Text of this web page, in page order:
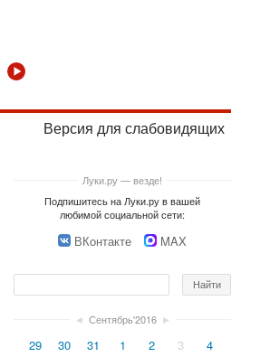
Версия для слабовидящих
Луки.ру — везде!
Подпишитесь на Луки.ру в вашей
любимой социальной сети:
ВКонтакте MAX
◄ Сентябрь'2016 ►
29 30 31 1 2 3
4